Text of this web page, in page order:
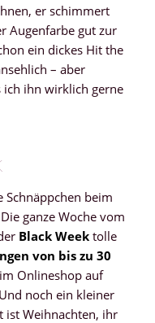
er schimmert
Augenfarbe gut zur
ein dickes Hit the
– aber
ich ihn wirklich gerne
beim
ganze Woche vom
Black Weektolle
von bis zu 30
Onlineshop auf
noch ein kleiner
ist Weihnachten, ihr